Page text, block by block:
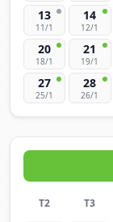
13
11/1
14
12/1
20
18/1
21
19/1
27
25/1
28
26/1
T2 T3